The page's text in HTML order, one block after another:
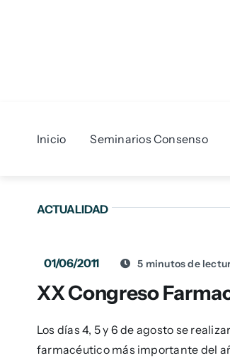
Inicio Seminarios Consenso
ACTUALIDAD
01/06/2011 5 minutos de
XX Congreso
Los días 4, 5 y 6 de agosto se
farmacéutico más importante del